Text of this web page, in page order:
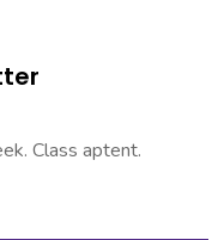
Class aptent.